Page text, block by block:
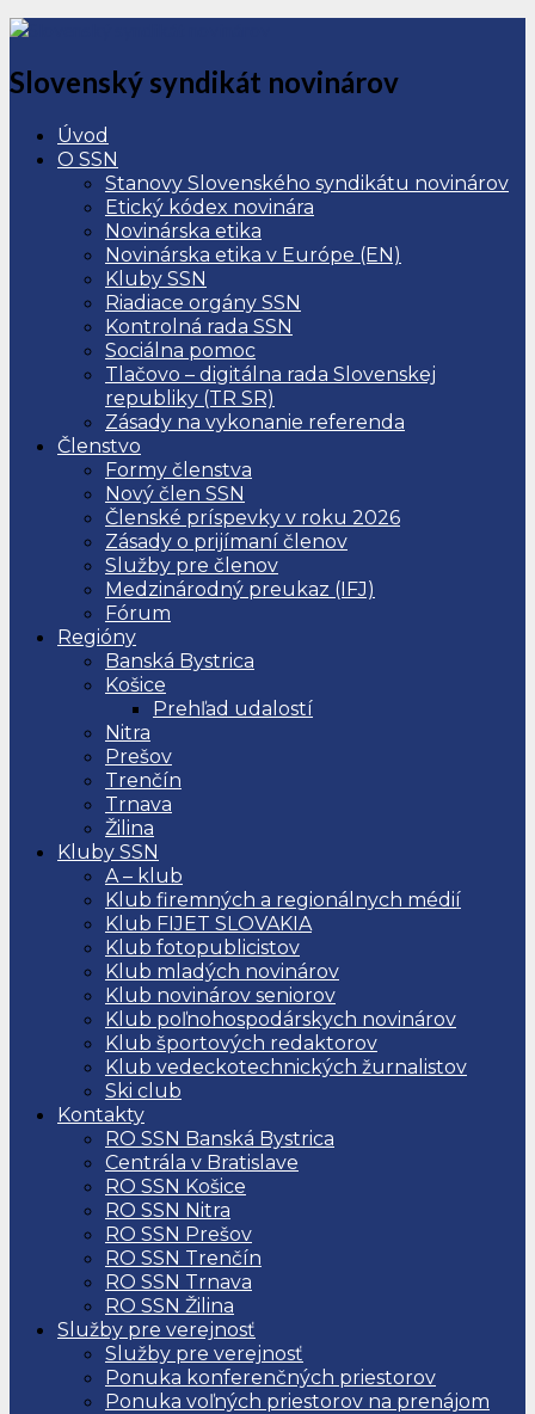
Slovenský syndikát novinárov
Úvod
O SSN
Stanovy Slovenského syndikátu novinárov
Etický kódex novinára
Novinárska etika
Novinárska etika v Európe (EN)
Kluby SSN
Riadiace orgány SSN
Kontrolná rada SSN
Sociálna pomoc
Tlačovo – digitálna rada Slovenskej
republiky (TR SR)
Zásady na vykonanie referenda
Členstvo
Formy členstva
Nový člen SSN
Členské príspevky v roku 2026
Zásady o prijímaní členov
Služby pre členov
Medzinárodný preukaz (IFJ)
Fórum
Regióny
Banská Bystrica
Košice
Prehľad udalostí
Nitra
Prešov
Trenčín
Trnava
Žilina
Kluby SSN
A – klub
Klub firemných a regionálnych médií
Klub FIJET SLOVAKIA
Klub fotopublicistov
Klub mladých novinárov
Klub novinárov seniorov
Klub poľnohospodárskych novinárov
Klub športových redaktorov
Klub vedeckotechnických žurnalistov
Ski club
Kontakty
RO SSN Banská Bystrica
Centrála v Bratislave
RO SSN Košice
RO SSN Nitra
RO SSN Prešov
RO SSN Trenčín
RO SSN Trnava
RO SSN Žilina
Služby pre verejnosť
Služby pre verejnosť
Ponuka konferenčných priestorov
Ponuka voľných priestorov na prenájom